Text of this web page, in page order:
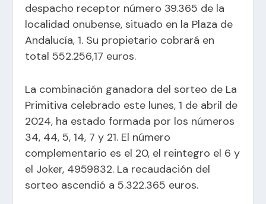
despacho receptor número 39.365 de la
localidad onubense, situado en la Plaza de
Andalucía, 1. Su propietario cobrará en
total 552.256,17 euros.
La combinación ganadora del sorteo de La
Primitiva celebrado este lunes, 1 de abril de
2024, ha estado formada por los números
34, 44, 5, 14, 7 y 21. El número
complementario es el 20, el reintegro el 6 y
el Joker, 4959832. La recaudación del
sorteo ascendió a 5.322.365 euros.